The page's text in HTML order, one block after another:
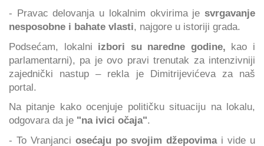
- Pravac delovanja u lokalnim okvirima je svrgavanje
nesposobne i bahate vlasti, najgore u istoriji grada.
Podsećam, lokalni izbori su naredne godine, kao i
parlamentarni), pa je ovo pravi trenutak za intenzivniji
zajednički nastup – rekla je Dimitrijevićeva za naš
portal.
Na pitanje kako ocenjuje političku situaciju na lokalu,
odgovara da je "na ivici očaja".
- To Vranjanci osećaju po svojim džepovimai vide u